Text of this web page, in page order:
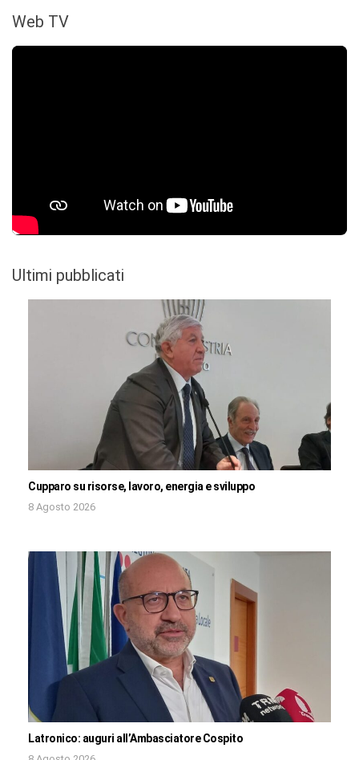
Web TV
Ultimi pubblicati
Cupparo su risorse, lavoro, energia e sviluppo
8 Agosto 2026
Latronico: auguri all’Ambasciatore Cospito